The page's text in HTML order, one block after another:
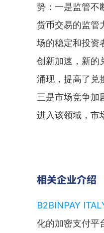
势：一是监管不
货币交易的监管
场的稳定和投资
创新加速，新的
涌现，提高了兑
三是市场竞争加
进入该领域，市
相关企业介绍
B2BINPAY
化的加密支付平